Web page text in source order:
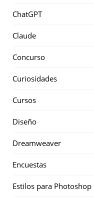
ChatGPT
Claude
Concurso
Curiosidades
Cursos
Diseño
Dreamweaver
Encuestas
Estilos para Photoshop